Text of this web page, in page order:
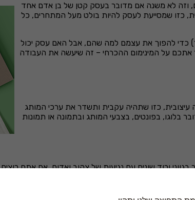
וזה לא משנה אם מדובר בעסק קטן של בן אדם אחד
כזו שמסייעת לעסק להיות בולט מעל המתחרים, כל
כדי להפוך את עצמם למה שהם, אבל האם עסק יכול
אתכם על המינימום ההכרחי – זה שיעשה את העבודה
כזו שתהיה עקבית ותשדר את ערכי המותג
בפונטים, בצבעי המותג ובתמונה או תמונות
ורוד שונים עם נגיעות של צהוב ואדום, אם אתם
שלכם במייל, גם בהדפסות על בגדי העובדים וגם